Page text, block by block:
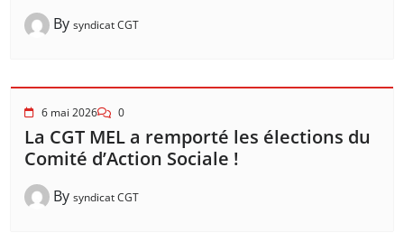
By syndicat CGT
6 mai 2026 0
La CGT MEL a remporté les élections du
Comité d’Action Sociale !
By syndicat CGT